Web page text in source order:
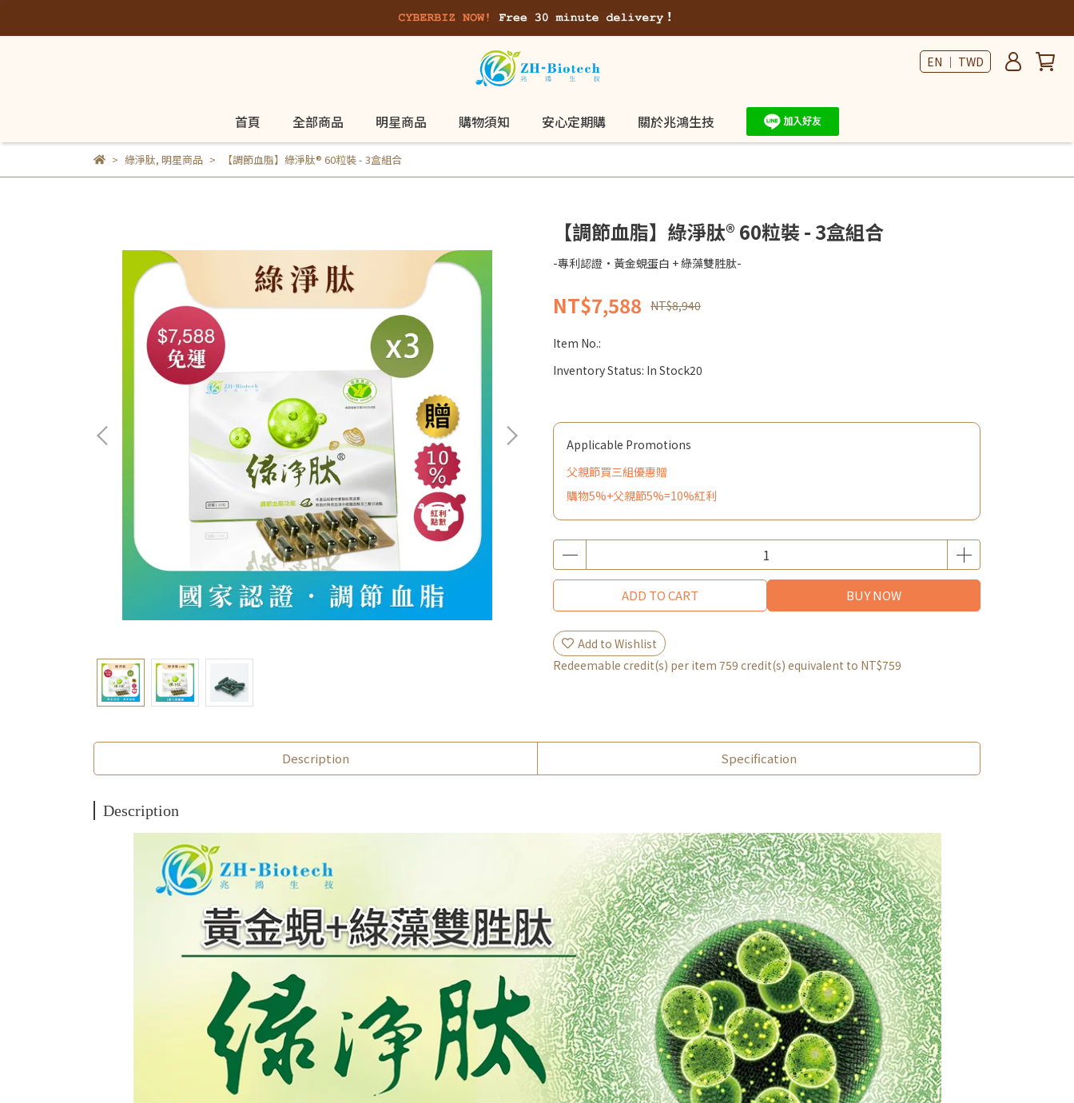
EN ｜ TWD
首頁 全部商品 明星商品 購物須知 安心定期購 關於兆鴻生技
綠淨肽, 明星商品 【調節血脂】綠淨肽® 60粒裝 - 3盒組合
【調節血脂】綠淨肽® 60粒裝 - 3盒組合
-專利認證·黃金蜆蛋白 + 綠藻雙胜肽-
NT$7,588 NT$8,940
Item No.:
Inventory Status: In Stock20
Applicable Promotions
父親節買三組優惠贈
購物5%+父親節5%=10%紅利
ADD TO CART BUY NOW
Add to Wishlist
Redeemable credit(s) per item 759 credit(s) equivalent to NT$759
Description Specification
Description